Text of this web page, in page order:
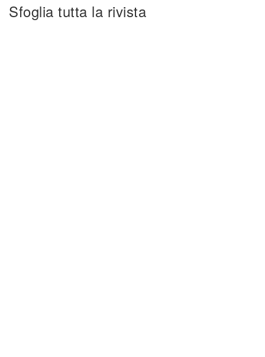
Sfoglia tutta la rivista